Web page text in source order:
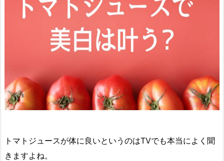
トマトジュースが体に良いというのはTVでも本当によく聞
きますよね。